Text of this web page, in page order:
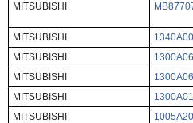
MITSUBISHI
MITSUBISHI
MITSUBISHI
MITSUBISHI
MITSUBISHI
MITSUBISHI